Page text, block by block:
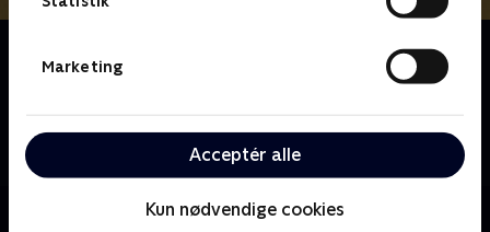
Marketing
Acceptér alle
Kun nødvendige cookies
Jagten på de bedste fund er i gang, og reglerne er
Hvem finder de ting, der kan sælges med størst
fortjeneste?